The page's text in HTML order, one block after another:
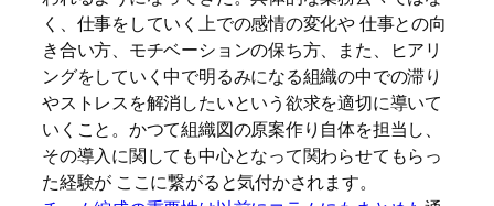
く、仕事をしていく上での感情の変化や 仕事との向
き合い方、モチベーションの保ち方、また、ヒアリ
ングをしていく中で明るみになる組織の中での滞り
やストレスを解消したいという欲求を適切に導いて
いくこと。かつて組織図の原案作り自体を担当し、
その導入に関しても中心となって関わらせてもらっ
た経験が ここに繋がると気付かされます。